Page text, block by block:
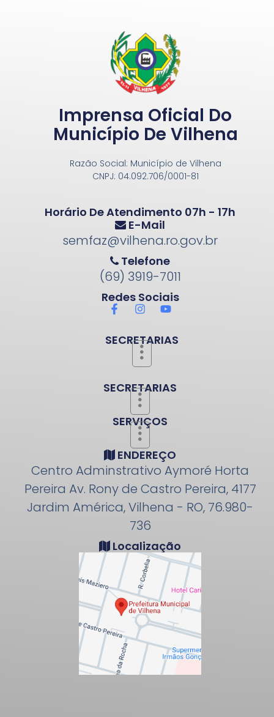
Imprensa Oficial Do
Município De Vilhena
Razão Social: Município de Vilhena
CNPJ: 04.092.706/0001-81
Horário De Atendimento 07h - 17h
E-Mail
semfaz@vilhena.ro.gov.br
Telefone
(69) 3919-7011
Redes Sociais
SECRETARIAS
SECRETARIAS
SERVIÇOS
ENDEREÇO
Centro Adminstrativo Aymoré Horta
Pereira Av. Rony de Castro Pereira, 4177
Jardim América, Vilhena - RO, 76.980-
736
Localização